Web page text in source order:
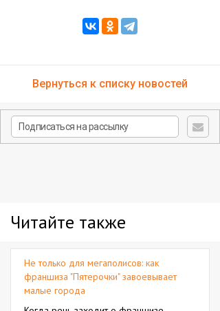
Вернуться к списку новостей
Читайте также
Не только для мегаполисов: как
франшиза "Пятерочки" завоевывает
малые города